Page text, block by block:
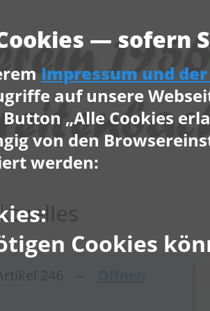
— sofern
Impressum und
auf unsere
„Alle Cookies
von den
werden:
Cookies
246 –